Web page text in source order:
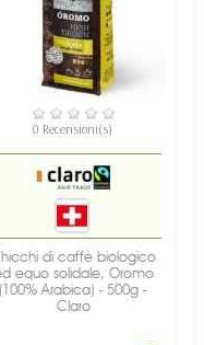
DISPONIBILE
0 Recensioni(s)
di caffè biologico
equo solidale, Oromo
(100% Arabica) - 500g -
Claro